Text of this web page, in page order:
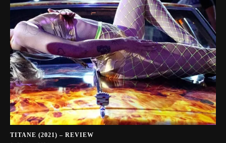
TITANE (2021) – REVIEW